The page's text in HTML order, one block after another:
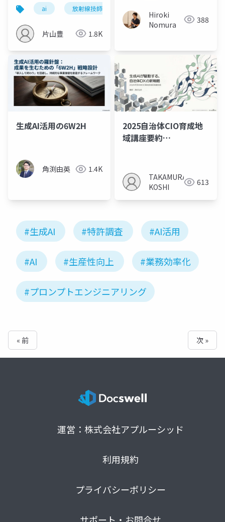
ai 放射線技師
片山豊 1.8K
Hiroki
Nomura
388
生成AI活用の6W2H
角渕由英 1.4K
2025自治体CIO育成地
域講座要約
TAKAMURA
KOSHI
613
#生成AI #特許調査 #AI活用
#AI #生産性向上 #業務効率化
#プロンプトエンジニアリング
« 前 次 »
運営：株式会社アプルーシッド
利用規約
プライバシーポリシー